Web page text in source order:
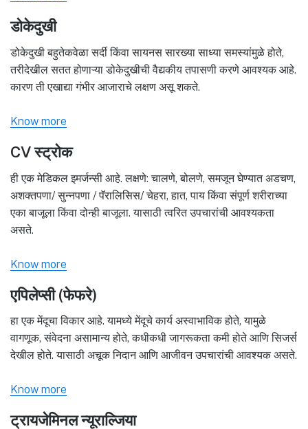
डोकेदुखी
डोकेदुखी बहुतेकवेळा सर्दी किंवा सायनस सारख्या साध्या समस्यांमुळे होते,
तरीदेखील सतत होणाऱ्या डोकेदुखीची वैद्यकीय तपासणी करणे आवश्यक आहे.
कारण ती एखाद्या गंभीर आजाराचे लक्षण असू शकते.
Know more
CV स्ट्रोक
ही एक मेडिकल इमर्जन्सी आहे. लक्षणे: चालणे, बोलणे, समजून घेण्यात अडचण,
अशक्तपणा/ सुन्नपणा / पॅरालिसिस/ चेहरा, हात, पाय किंवा संपूर्ण शरीराच्या
एका बाजूला किंवा दोन्ही बाजूला. यासाठी त्वरित उपचारांची आवश्यकता
असते.
Know more
एपिलेप्सी (फेफरे)
हा एक मेंदूचा विकार आहे. यामध्ये मेंदूचे कार्य अस्वाभाविक होते, यामुळे
वागणूक, संवेदना असामान्य होते, कधीकधी जागरूकता कमी होते आणि सिजर्स
देखील होते. यासाठी अचूक निदान आणि आजीवन उपचारांची आवश्यक असते.
Know more
ट्रायजेमिनल न्यूराल्जिया